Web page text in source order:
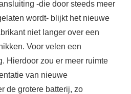
-die door steeds meer
wordt- blijkt het nieuwe
niet langer over een
Voor velen een
Hierdoor zou er meer ruimte
van nieuwe
de grotere batterij, zo